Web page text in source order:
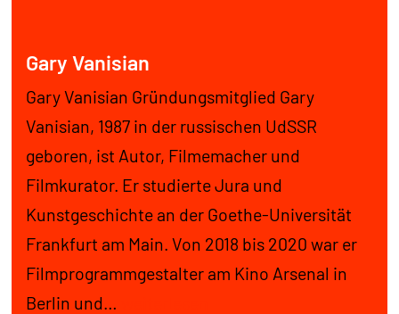
Gary Vanisian
Gary Vanisian Gründungsmitglied Gary
Vanisian, 1987 in der russischen UdSSR
geboren, ist Autor, Filmemacher und
Filmkurator. Er studierte Jura und
Kunstgeschichte an der Goethe-Universität
Frankfurt am Main. Von 2018 bis 2020 war er
Filmprogrammgestalter am Kino Arsenal in
Berlin und…